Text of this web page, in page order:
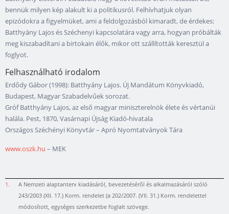
bennük milyen kép alakult ki a politikusról. Felhívhatjuk olyan
epizódokra a figyelmüket, ami a feldolgozásból kimaradt, de érdekes:
Batthyány Lajos és Széchenyi kapcsolatára vagy arra, hogyan próbálták
meg kiszabadítani a birtokain élők, mikor ott szállították keresztül a
foglyot.
Felhasználható irodalom
Erdődy Gábor (1998): Batthyány Lajos. Új Mandátum Könyvkiadó,
Budapest, Magyar Szabadelvűek sorozat.
Gróf Batthyány Lajos, az első magyar miniszterelnök élete és vértanúi
halála. Pest, 1870, Vasárnapi Újság Kiadó-hivatala
Országos Széchényi Könyvtár – Apró Nyomtatványok Tára
www.oszk.hu – MEK
1.
A Nemzeti alaptanterv kiadásáról, bevezetéséről és alkalmazásáról szóló
243/2003 (XII. 17.) Korm. rendelet (a 202/2007. (VII. 31.) Korm. rendelettel
módosított, egységes szerkezetbe foglalt szövege.